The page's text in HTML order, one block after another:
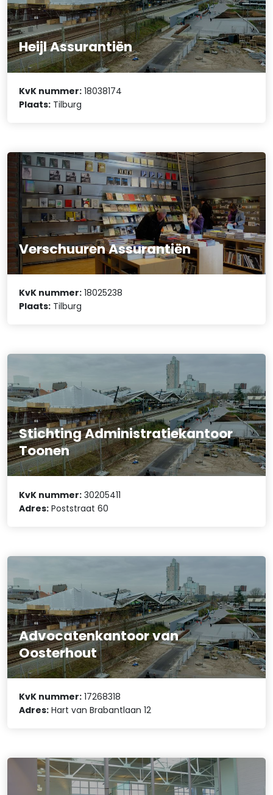
Heijl Assurantiën
KvK nummer: 18038174
Plaats: Tilburg
Verschuuren Assurantiën
KvK nummer: 18025238
Plaats: Tilburg
Stichting Administratiekantoor
Toonen
KvK nummer: 30205411
Adres: Poststraat 60
Advocatenkantoor van
Oosterhout
KvK nummer: 17268318
Adres: Hart van Brabantlaan 12